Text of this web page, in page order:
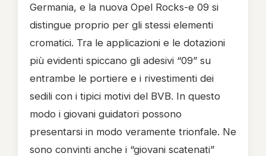
Germania, e la nuova Opel Rocks-e 09 si
distingue proprio per gli stessi elementi
cromatici. Tra le applicazioni e le dotazioni
più evidenti spiccano gli adesivi “09” su
entrambe le portiere e i rivestimenti dei
sedili con i tipici motivi del BVB. In questo
modo i giovani guidatori possono
presentarsi in modo veramente trionfale. Ne
sono convinti anche i “giovani scatenati”